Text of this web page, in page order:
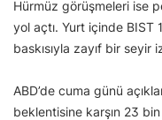
Hürmüz görüşmeleri ise
yol açtı. Yurt içinde BIST
baskısıyla zayıf bir seyir
ABD’de cuma günü
beklentisine karşın 23